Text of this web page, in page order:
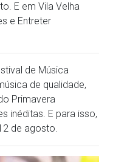
E em Vila Velha
e Entreter
de Música
de qualidade,
Primavera
inéditas. E para isso,
de agosto.